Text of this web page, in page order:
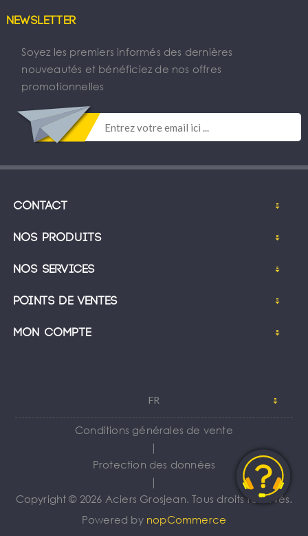
Newsletter
Soyez les premiers informés des dernières
nouveautés et bénéficiez de nos offres
promotionnelles
Contact
Nos produits
Nos services
Points de ventes
Mon compte
FR
Conditions générales de vente
｜
Protection des données
｜
Copyright © 2026 Aciers Grosjean. Tous droits réservés.
Powered by nopCommerce